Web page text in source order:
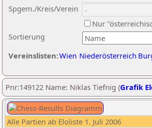
Sortierung
Spgem./Kreis/Verein
Nur
Vereinslisten:Wien Niederösterreich
Pnr:149122 Name: Niklas Tiefnig (Grafik
Alle Partien ab Eloliste 1. Juli 2006